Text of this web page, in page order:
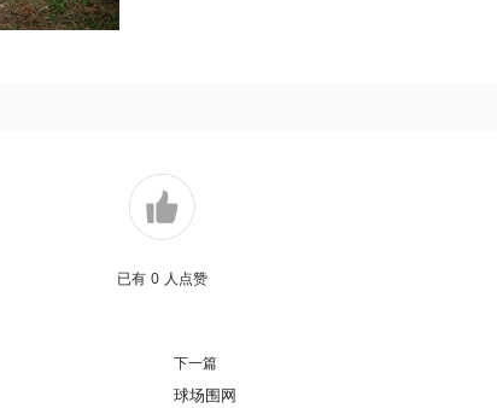
已有 0 人点赞
下一篇
球场围网